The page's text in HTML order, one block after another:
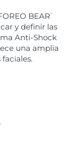
BEAR ™
y definir las
Anti-Shock
una amplia